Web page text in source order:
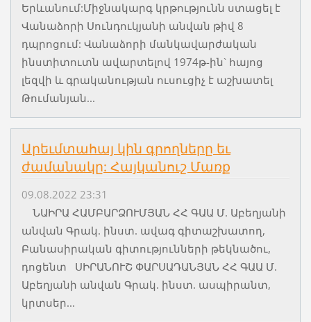
Երևանում:Միջնակարգ կրթությունն ստացել է
Վանաձորի Սունդուկյանի անվան թիվ 8
դպրոցում: Վանաձորի մանկավարժական
ինստիտուտն ավարտելով 1974թ-ին` հայոց
լեզվի և գրականության ուսուցիչ է աշխատել
Թումանյան...
Արեւմտահայ կին գրողները եւ
ժամանակը: Հայկանուշ Մառք
09.08.2022 23:31
ՆԱԻՐԱ ՀԱՄԲԱՐՁՈՒՄՅԱՆ ՀՀ ԳԱԱ Մ. Աբեղյանի
անվան Գրակ. ինստ. ավագ գիտաշխատող,
Բանասիրական գիտությունների թեկնածու,
դոցենտ ՍԻՐԱՆՈՒՇ ՓԱՐՍԱԴԱՆՅԱՆ ՀՀ ԳԱԱ Մ.
Աբեղյանի անվան Գրակ. ինստ. ասպիրանտ,
կրտսեր...